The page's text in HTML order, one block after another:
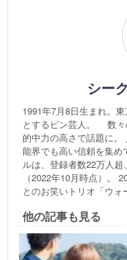
シー
1991年7月8日生まれ。
とするピン芸人。 数々
的中力の高さで話題に
能界でも高い信頼を集め
ルは、登録者数22万人
（2022年10月時点）。
とのお笑いトリオ「ウォ
他の記事も見る